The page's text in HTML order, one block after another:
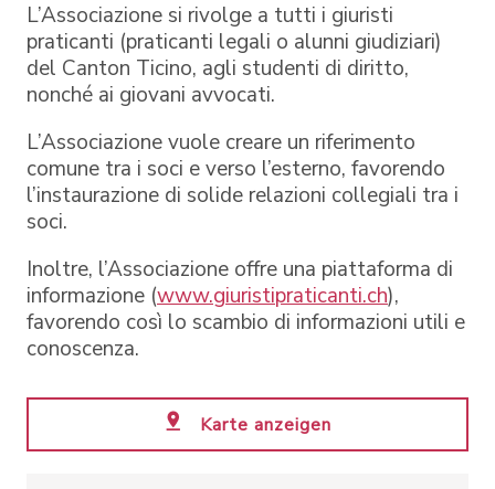
L’Associazione si rivolge a tutti i giuristi
praticanti (praticanti legali o alunni giudiziari)
del Canton Ticino, agli studenti di diritto,
nonché ai giovani avvocati.
L’Associazione vuole creare un riferimento
comune tra i soci e verso l’esterno, favorendo
l’instaurazione di solide relazioni collegiali tra i
soci.
Inoltre, l’Associazione offre una piattaforma di
informazione (www.giuristipraticanti.ch),
favorendo così lo scambio di informazioni utili e
conoscenza.
Karte anzeigen